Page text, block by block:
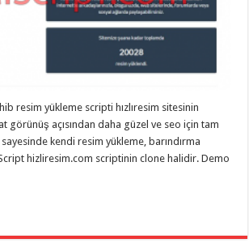
resim yükleme scripti hızlıresim sitesinin
görünüş açısından daha güzel ve seo için tam
kendi resim yükleme, barındırma
hizliresim.com scriptinin clone halidir. Demo